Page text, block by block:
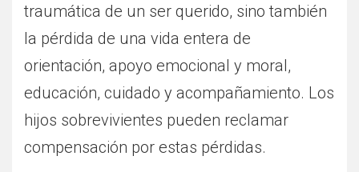
traumática de un ser querido, sino también
la pérdida de una vida entera de
orientación, apoyo emocional y moral,
educación, cuidado y acompañamiento. Los
hijos sobrevivientes pueden reclamar
compensación por estas pérdidas.